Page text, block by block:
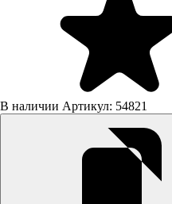
В наличии Артикул: 54821